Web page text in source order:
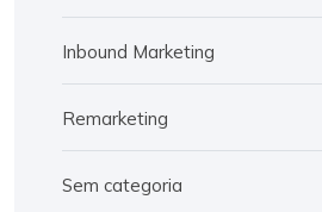
Inbound Marketing
Remarketing
Sem categoria